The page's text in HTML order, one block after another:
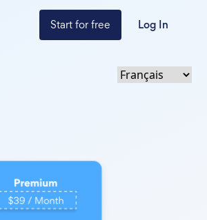
Start for free Log In